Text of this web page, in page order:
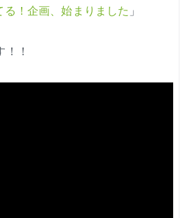
環境
ド
る！企画、始まりました 」
！